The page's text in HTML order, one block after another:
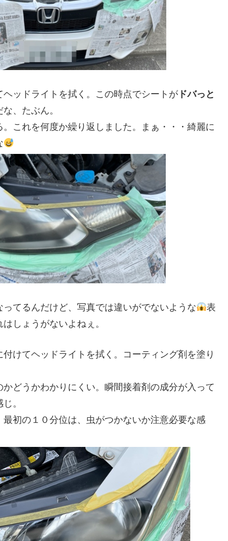
ッドライトを拭く。この時点でシートが ドバっと
、たぶん。
これを何度か繰り返しました。まぁ・・・綺麗に
てるんだけど、写真では違いがでないような
表
しょうがないよねぇ。
けてヘッドライトを拭く。コーティング剤を塗り
どうかわかりにくい。瞬間接着剤の成分が入って
。
初の１０分位は、虫がつかないか注意必要な感